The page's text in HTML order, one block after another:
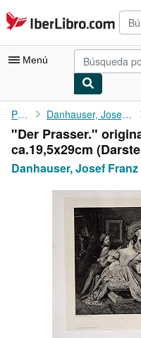
Pasar al contenido
IberLibro.com
Menú
Mi cuenta
Consultar mis pedidos
Búsqueda avanzada
Colecciones
Libros antiguos
Arte y coleccionismo
Comenzar a vender
Portada Danhauser, Josef Franz (1805 in Wien
"Der Prasser."
ca.19,5x29cm
Danhauser, Josef Franz